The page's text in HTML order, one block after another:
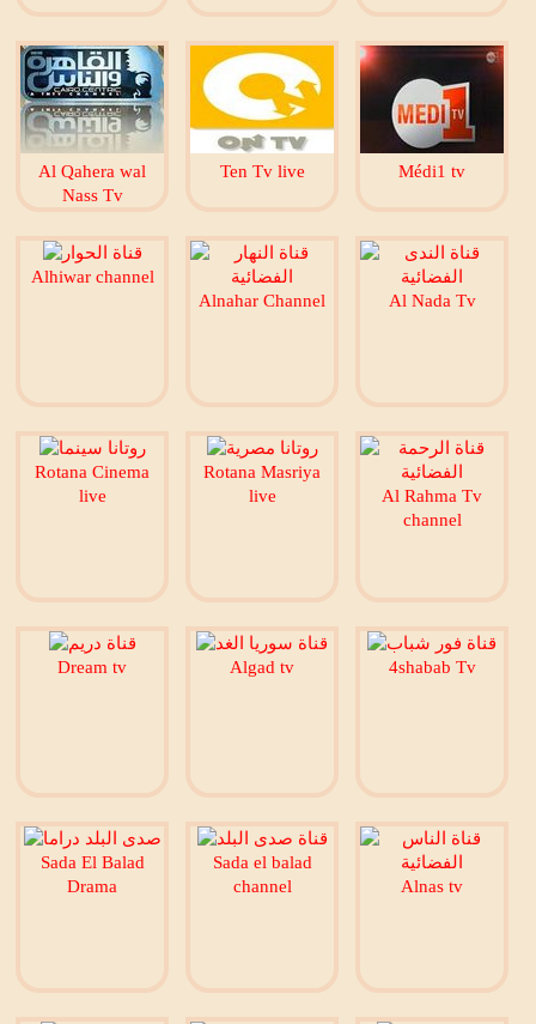
Al Qahera wal
Nass Tv
Ten Tv live Médi1 tv
Alhiwar channel
Alnahar Channel
Al Nada Tv
Rotana Cinema
live
Rotana Masriya
live
Al Rahma Tv
channel
Dream tv Algad tv 4shabab Tv
Sada El Balad
Drama
Sada el balad
channel
Alnas tv